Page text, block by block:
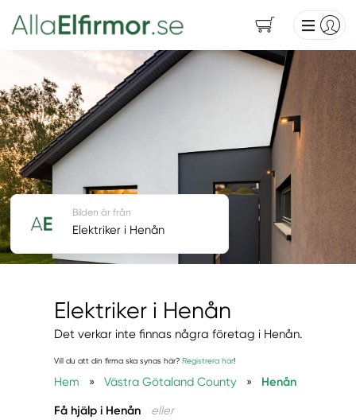
Elektriker i Henån
Det verkar inte finnas några företag i Henån.
Vill du att din firma ska synas här? Registrera här!
Hem » Västra Götaland County » Henån
Få hjälp i Henån eller
Bilden är från
Elektriker i Henån